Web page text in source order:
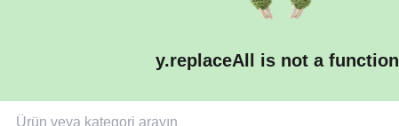
y.replaceAll is not a function